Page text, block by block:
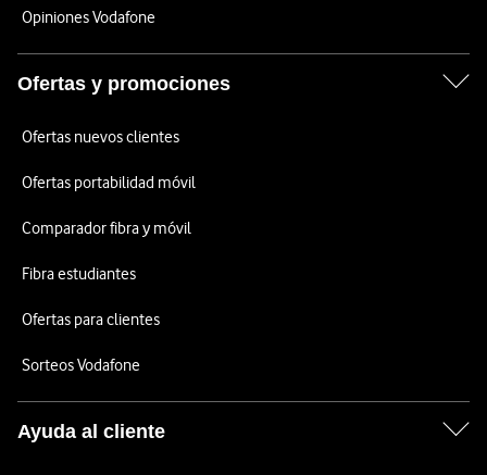
Opiniones Vodafone
Ofertas y promociones
Ofertas nuevos clientes
Ofertas portabilidad móvil
Comparador fibra y móvil
Fibra estudiantes
Ofertas para clientes
Sorteos Vodafone
Ayuda al cliente